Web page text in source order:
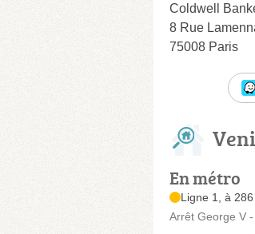
Coldwell
8 Rue
75008 Paris
En métro
Ligne 1, à 286
Arrêt George V